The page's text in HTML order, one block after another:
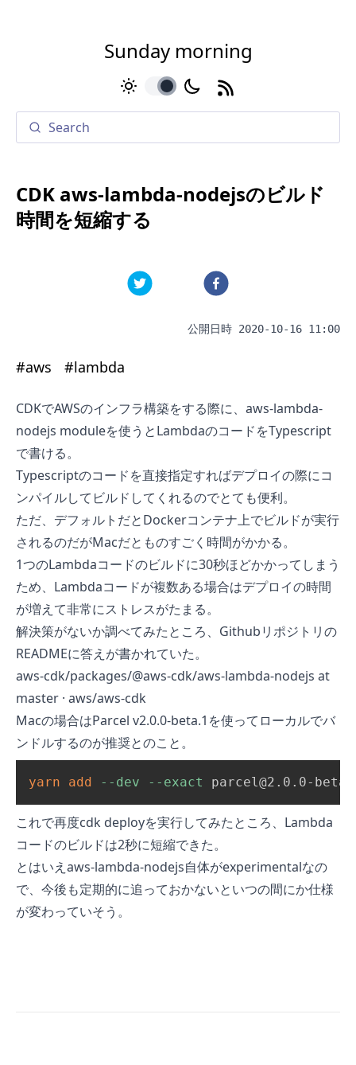
Sunday morning
toggle
CDK aws-lambda-nodejsのビルド
時間を短縮する
公開日時 2020-10-16 11:00
#aws #lambda
CDKでAWSのインフラ構築をする際に、 aws-lambda-
nodejs moduleを使うとLambdaのコードをTypescript
で書ける。
Typescriptのコードを直接指定すればデプロイの際にコ
ンパイルしてビルドしてくれるのでとても便利。
ただ、デフォルトだとDockerコンテナ上でビルドが実行
されるのだがMacだとものすごく時間がかかる。
1つのLambdaコードのビルドに30秒ほどかかってしまう
ため、Lambdaコードが複数ある場合はデプロイの時間
が増えて非常にストレスがたまる。
解決策がないか調べてみたところ、Githubリポジトリの
READMEに答えが書かれていた。
aws-cdk/packages/@aws-cdk/aws-lambda-nodejs at
master · aws/aws-cdk
Macの場合はParcel v2.0.0-beta.1を使ってローカルでバ
ンドルするのが推奨とのこと。
yarn add --dev --exact parcel@2.0.0-
これで再度cdk deployを実行してみたところ、Lambda
コードのビルドは2秒に短縮できた。
とはいえaws-lambda-nodejs自体がexperimentalなの
で、今後も定期的に追っておかないといつの間にか仕様
が変わっていそう。